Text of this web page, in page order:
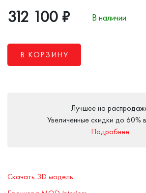
312 100 ₽ В наличии
В КОРЗИНУ
Лучшее на
Увеличенные скидки до 60%
Подробнее
Скачать 3D модель